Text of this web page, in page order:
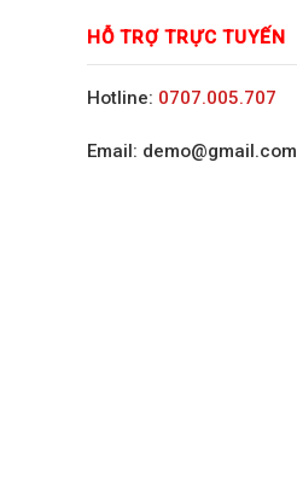
HỖ TRỢ TRỰC TUYẾN
Hotline: 0707.005.707
Email: demo@gmail.com